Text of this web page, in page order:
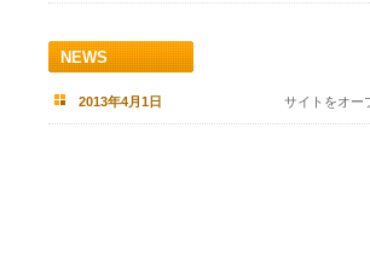
NEWS
2013年4月1日 サイトをオー